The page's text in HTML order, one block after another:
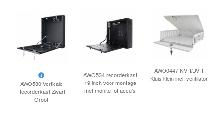
AWO530 Verticale
Recorderkast Zwart
Groot
AWO534 recorderkast
19 inch voor montage
met monitor of accu's
AWO0447 NVR/DVR
Kluis klein incl. ventilator